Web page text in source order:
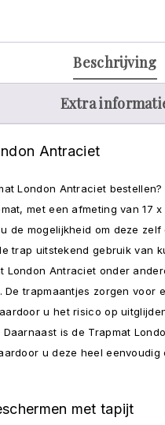
Beschrijving
Extra
Antraciet
London Antraciet bestellen?
met een afmeting van 17
de mogelijkheid om deze zelf
trap uitstekend gebruik van
London Antraciet onder
De trapmaantjes zorgen voor
u het risico op
is de Trapmat
u deze heel eenvoudig
met tapijt